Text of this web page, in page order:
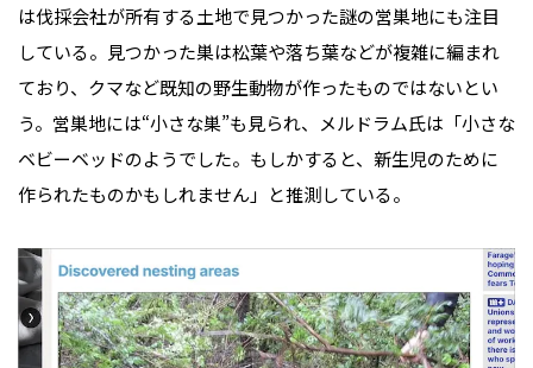
は伐採会社が所有する土地で見つかった謎の営巣地にも注目
している。見つかった巣は松葉や落ち葉などが複雑に編まれ
ており、クマなど既知の野生動物が作ったものではないとい
う。営巣地には“小さな巣”も見られ、メルドラム氏は「小さな
ベビーベッドのようでした。もしかすると、新生児のために
作られたものかもしれません」と推測している。